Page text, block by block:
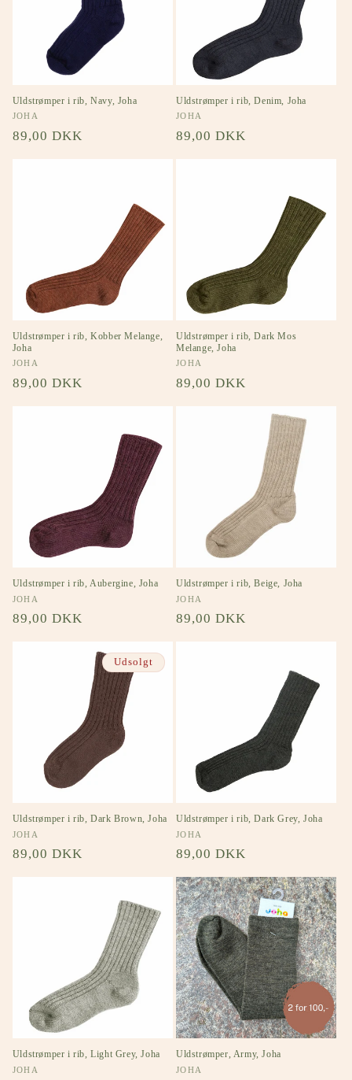
Uldstrømper i rib, Navy, Joha
Forhandler:
JOHA
Normalpris
89,00 DKK
Uldstrømper i rib, Denim, Joha
Forhandler:
JOHA
Normalpris
89,00 DKK
Uldstrømper i rib, Kobber Melange,
Joha
Forhandler:
JOHA
Normalpris
89,00 DKK
Uldstrømper i rib, Dark Mos
Melange, Joha
Forhandler:
JOHA
Normalpris
89,00 DKK
Uldstrømper i rib, Aubergine, Joha
Forhandler:
JOHA
Normalpris
89,00 DKK
Uldstrømper i rib, Beige, Joha
Forhandler:
JOHA
Normalpris
89,00 DKK
Udsolgt
Uldstrømper i rib, Dark Brown, Joha
Forhandler:
JOHA
Normalpris
89,00 DKK
Uldstrømper i rib, Dark Grey, Joha
Forhandler:
JOHA
Normalpris
89,00 DKK
Uldstrømper i rib, Light Grey, Joha
Forhandler:
JOHA
Uldstrømper, Army, Joha
Forhandler:
JOHA